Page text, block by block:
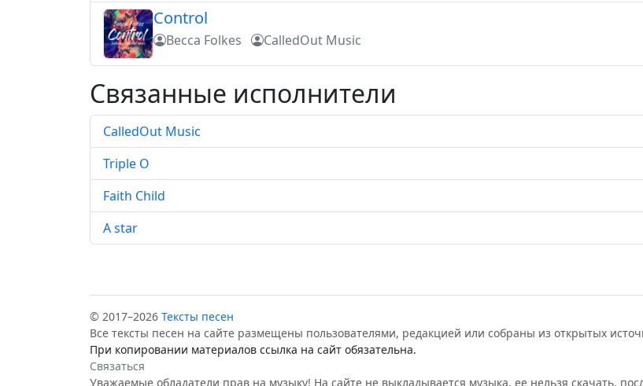
Control
Becca Folkes CalledOut Music
Связанные исполнители
CalledOut Music
Triple O
Faith Child
A star
© 2017–2026 Тексты песен
Все тексты песен на сайте размещены пользователями, редакцией или собраны из открытых
При копировании материалов ссылка на сайт обязательна.
Связаться
Уважаемые обладатели прав на музыку! На сайте не выкладывается музыка, ее нельзя скачать,